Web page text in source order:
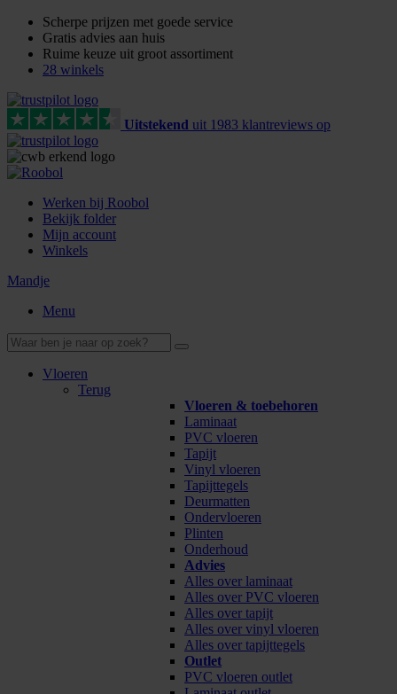
Scherpe prijzen met goede service
Gratis advies aan huis
Ruime keuze uit groot assortiment
28 winkels
Uitstekend uit 1983 klantreviews op
Werken bij Roobol
Bekijk folder
Mijn account
Winkels
Mandje
Menu
Vloeren
Terug
Vloeren & toebehoren
Laminaat
PVC vloeren
Tapijt
Vinyl vloeren
Tapijttegels
Deurmatten
Ondervloeren
Plinten
Onderhoud
Advies
Alles over laminaat
Alles over PVC vloeren
Alles over tapijt
Alles over vinyl vloeren
Alles over tapijttegels
Outlet
PVC vloeren outlet